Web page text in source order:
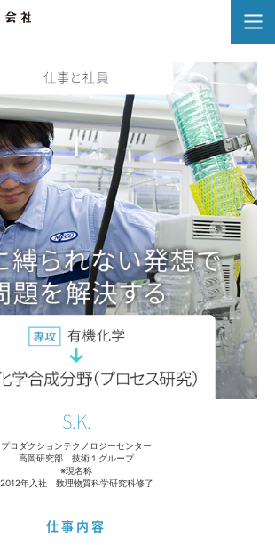
S.K.
プロダクションテクノロジーセンター
高岡研究部 技術１グループ
※現名称
2012年入社 数理物質科学研究科修了
仕事内容